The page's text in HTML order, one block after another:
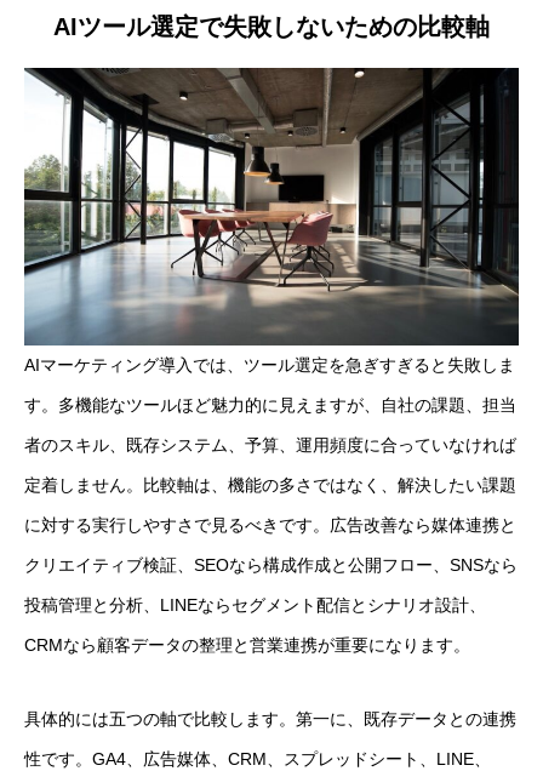
AIツール選定で失敗しないための比較軸
AIマーケティング導入では、ツール選定を急ぎすぎると失敗しま
す。多機能なツールほど魅力的に見えますが、自社の課題、担当
者のスキル、既存システム、予算、運用頻度に合っていなければ
定着しません。比較軸は、機能の多さではなく、解決したい課題
に対する実行しやすさで見るべきです。広告改善なら媒体連携と
クリエイティブ検証、SEOなら構成作成と公開フロー、SNSなら
投稿管理と分析、LINEならセグメント配信とシナリオ設計、
CRMなら顧客データの整理と営業連携が重要になります。
具体的には五つの軸で比較します。第一に、既存データとの連携
性です。GA4、広告媒体、CRM、スプレッドシート、LINE、